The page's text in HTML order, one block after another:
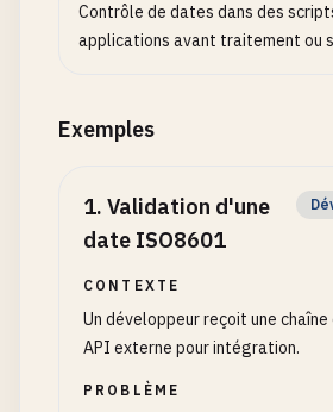
Contrôle de dates dans des
applications avant traitement ou
Exemples
1. Validation d'une
date ISO8601
CONTEXTE
Un développeur reçoit une
API externe pour intégration.
PROBLÈME